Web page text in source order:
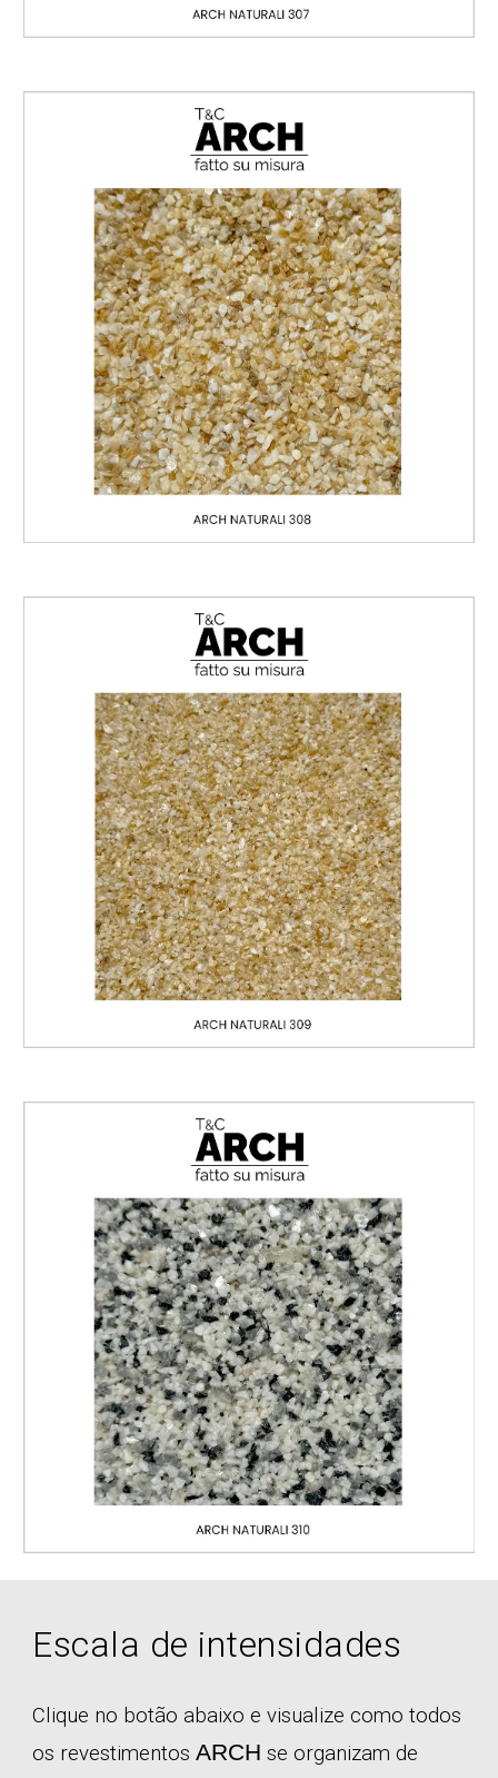
Escala de intensidades
Clique no botão abaixo e visualize como todos
os revestimentosARCH se organizam de